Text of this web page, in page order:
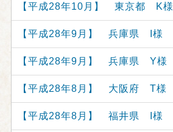
【平成28年10月】 東京都 K様
【平成28年9月】 兵庫県 I様
【平成28年9月】 兵庫県 Y様
【平成28年8月】 大阪府 T様
【平成28年8月】 福井県 I様